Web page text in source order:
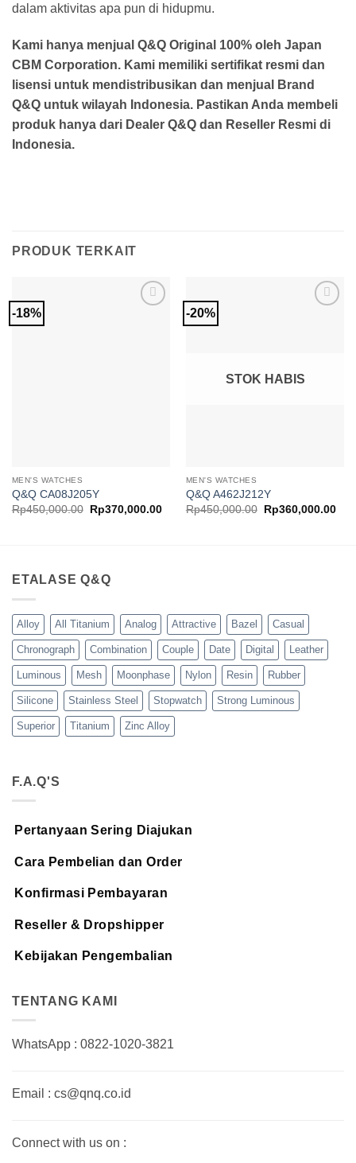
dalam aktivitas apa pun di hidupmu.
Kami hanya menjual Q&Q Original 100% oleh Japan
CBM Corporation. Kami memiliki sertifikat resmi dan
lisensi untuk mendistribusikan dan menjual Brand
Q&Q untuk wilayah Indonesia. Pastikan Anda membeli
produk hanya dari Dealer Q&Q dan Reseller Resmi di
Indonesia.
PRODUK TERKAIT
-18%
MEN'S WATCHES
Q&Q CA08J205Y
Rp450,000.00
Harga
aslinya
Rp370,000.00Harga
-20%
STOK HABIS
MEN'S WATCHES
Q&Q A462J212Y
Rp450,000.00
Harga
aslinya
Rp360,000.00
ETALASE Q&Q
Alloy All Titanium Analog Attractive Bazel Casual
Chronograph Combination Couple Date Digital Leather
Luminous Mesh Moonphase Nylon Resin Rubber
Silicone Stainless Steel Stopwatch Strong Luminous
Superior Titanium Zinc Alloy
F.A.Q'S
Pertanyaan Sering Diajukan
Cara Pembelian dan Order
Konfirmasi Pembayaran
Reseller & Dropshipper
Kebijakan Pengembalian
TENTANG KAMI
WhatsApp : 0822-1020-3821
Email : cs@qnq.co.id
Connect with us on :